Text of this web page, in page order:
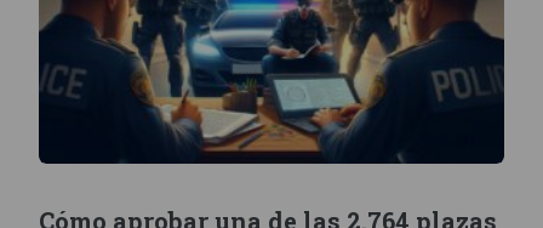
Cómo aprobar una de las 2.764 plazas